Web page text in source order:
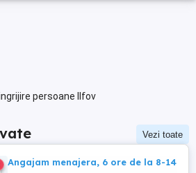
persoane Ilfov
Vezi toate
Angajam menajera, 6 ore de la 8-14